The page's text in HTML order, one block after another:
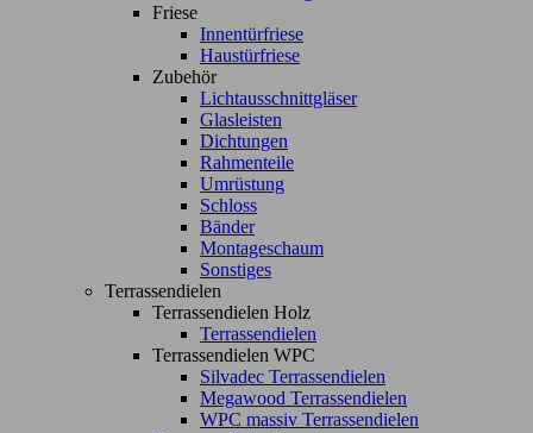
Friese
Innentürfriese
Haustürfriese
Zubehör
Lichtausschnittgläser
Glasleisten
Dichtungen
Rahmenteile
Umrüstung
Schloss
Bänder
Montageschaum
Sonstiges
Terrassendielen
Terrassendielen Holz
Terrassendielen
Terrassendielen WPC
Silvadec Terrassendielen
Megawood Terrassendielen
WPC massiv Terrassendielen